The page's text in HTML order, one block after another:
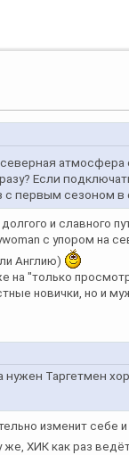
Если
с первым сезоном в
и славного
с упором на
Англию)
на "только
новички, но и
нужен Таргетмен
изменит себе и
же, ХИК как раз